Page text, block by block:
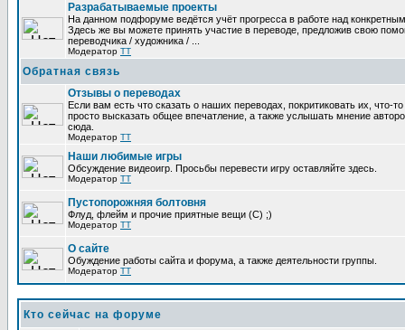
Разрабатываемые проекты
На данном подфоруме ведётся учёт прогресса в работе над
Здесь же вы можете принять участие в переводе, предложив свою
переводчика / художника / ...
Модератор TT
Обратная связь
Отзывы о переводах
Если вам есть что сказать о наших переводах, покритиковать их, что-
просто высказать общее впечатление, а также услышать мнение
сюда.
Модератор TT
Наши любимые игры
Обсуждение видеоигр. Просьбы перевести игру оставляйте здесь.
Модератор TT
Пустопорожняя болтовня
Флуд, флейм и прочие приятные вещи (C) ;)
Модератор TT
О сайте
Обуждение работы сайта и форума, а также деятельности группы.
Модератор TT
Кто сейчас на форуме